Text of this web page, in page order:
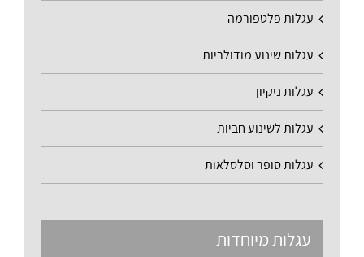
עגלות פלטפורמה
עגלות שינוע מודולריות
עגלות ניקיון
עגלות לשינוע חביות
עגלות סופר וסלסלאות
עגלות מיוחדות